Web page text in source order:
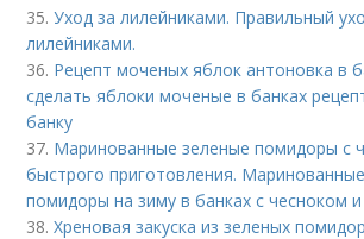
35.Уход за лилейниками. Правильный
лилейниками.
36. Рецепт моченых яблок антоновка в
сделать яблоки моченые в банках
банку
37. Маринованные зеленые помидоры с
быстрого приготовления.
помидоры на зиму в банках с чесноком
38.Хреновая закуска из зеленых